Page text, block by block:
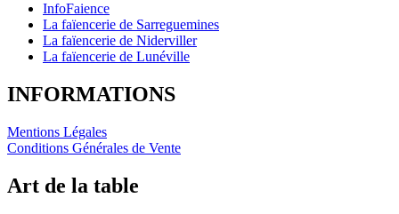
InfoFaience
La faïencerie de Sarreguemines
La faïencerie de Niderviller
La faïencerie de Lunéville
INFORMATIONS
Mentions Légales
Conditions Générales de Vente
Art de la table